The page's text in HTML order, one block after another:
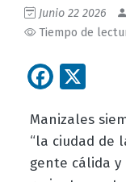
Junio 22 2026
Tiempo de
Manizales
“la ciudad de
gente cálida